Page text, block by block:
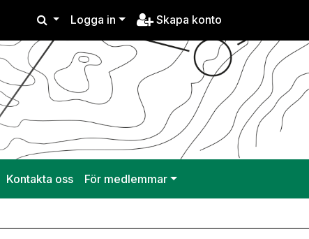
Logga in Skapa konto
Kontakta oss För medlemmar